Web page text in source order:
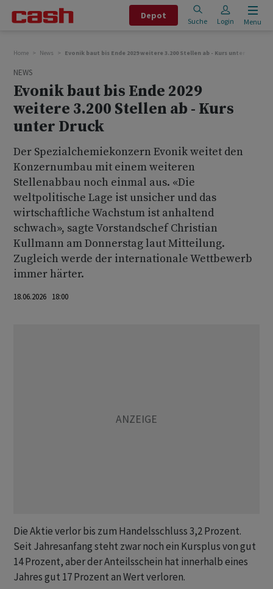
Depot
Suche Login Menu
Home News Evonik baut bis Ende 2029 weitere 3.200 Stellen ab - Kurs unter Druck
NEWS
Evonik baut bis Ende 2029
weitere 3.200 Stellen ab - Kurs
unter Druck
Der Spezialchemiekonzern Evonik weitet den
Konzernumbau mit einem weiteren
Stellenabbau noch einmal aus. «Die
weltpolitische Lage ist unsicher und das
wirtschaftliche Wachstum ist anhaltend
schwach», sagte Vorstandschef Christian
Kullmann am Donnerstag laut Mitteilung.
Zugleich werde der internationale Wettbewerb
immer härter.
18.06.2026 18:00
Die Aktie verlor bis zum Handelsschluss 3,2 Prozent.
Seit Jahresanfang steht zwar noch ein Kursplus von gut
14 Prozent, aber der Anteilsschein hat innerhalb eines
Jahres gut 17 Prozent an Wert verloren.